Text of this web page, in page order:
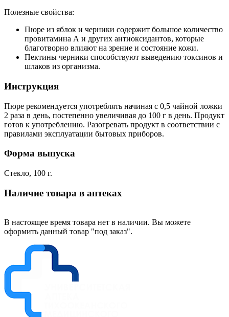
Полезные свойства:
Пюре из яблок и черники содержит большое количество
провитамина А и других антиоксидантов, которые
благотворно влияют на зрение и состояние кожи.
Пектины черники способствуют выведению токсинов и
шлаков из организма.
Инструкция
Пюре рекомендуется употреблять начиная с 0,5 чайной ложки
2 раза в день, постепенно увеличивая до 100 г в день. Продукт
готов к употреблению. Разогревать продукт в соответствии с
правилами эксплуатации бытовых приборов.
Форма выпуска
Стекло, 100 г.
Наличие товара в аптеках
В настоящее время товара нет в наличии. Вы можете
оформить данный товар "под заказ".